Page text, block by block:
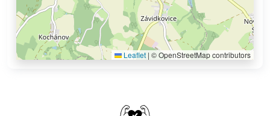
Leaflet | © OpenStreetMap contributors